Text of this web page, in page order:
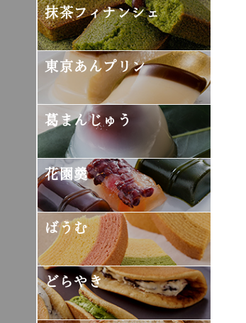
抹茶フィナンシェ
東京あんプリン
葛まんじゅう
花園羹
ばうむ
どらやき